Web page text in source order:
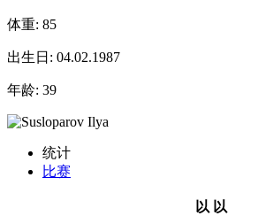
体重: 85
出生日: 04.02.1987
年龄: 39
统计
比赛
以 以